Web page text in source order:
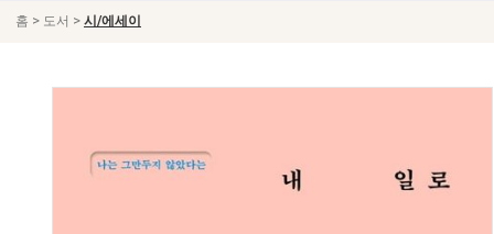
홈 > 도서 > 시/에세이